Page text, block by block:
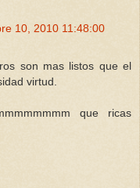
10, 2010 11:48:00
son mas listos que el
virtud.
que ricas